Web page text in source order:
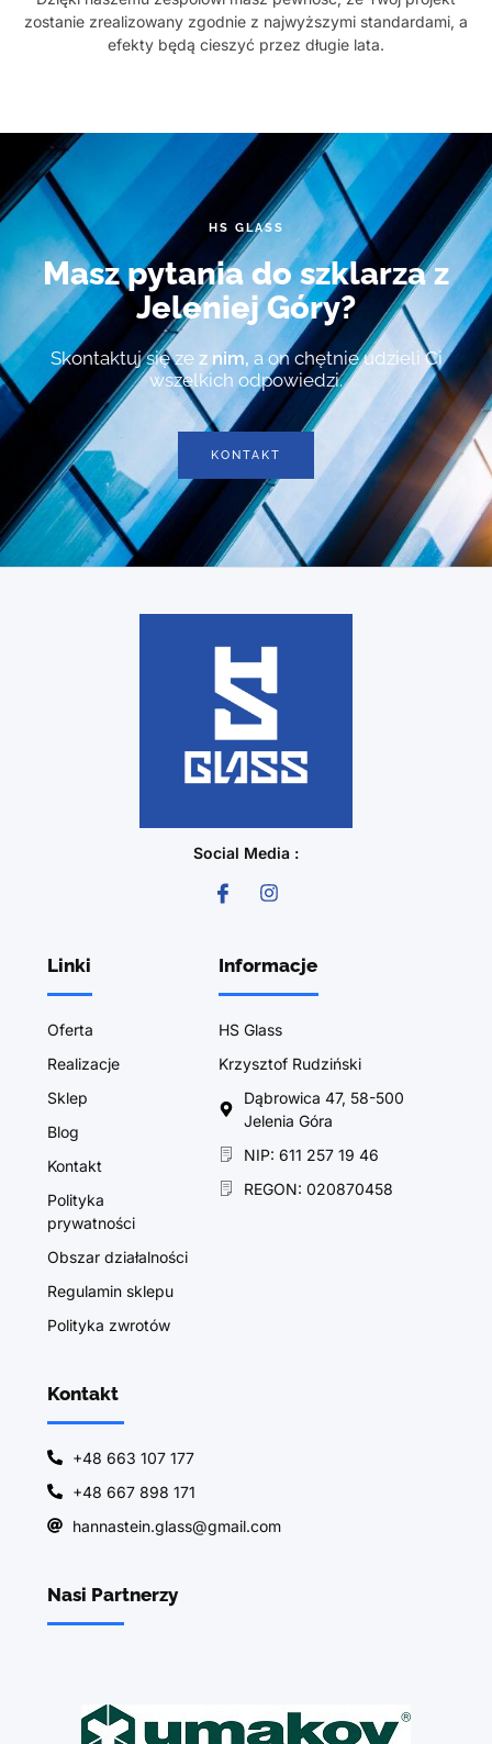
zostanie zrealizowany zgodnie z najwyższymi standardami, a
efekty będą cieszyć przez długie lata.
HS GLASS
Masz pytania do szklarza z
Jeleniej Góry?
Skontaktuj się zez nim, a on chętnie udzieli Ci
wszelkich odpowiedzi.
KONTAKT
Social Media :
Linki
Oferta
Realizacje
Sklep
Blog
Kontakt
Polityka
prywatności
Obszar działalności
Regulamin sklepu
Polityka zwrotów
Informacje
HS Glass
Krzysztof Rudziński
Dąbrowica 47, 58-500
Jelenia Góra
NIP: 611 257 19 46
REGON: 020870458
Kontakt
+48 663 107 177
+48 667 898 171
hannastein.glass@gmail.com
Nasi Partnerzy